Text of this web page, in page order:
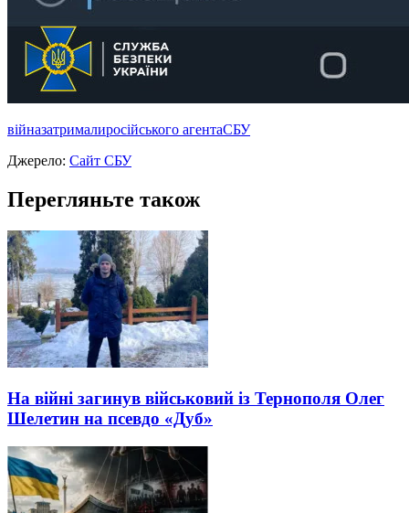
війназатрималиросiйського агентаСБУ
Джерело: Сайт СБУ
Перегляньте також
На війні загинув військовий із Тернополя Олег
Шелетин на псевдо «Дуб»